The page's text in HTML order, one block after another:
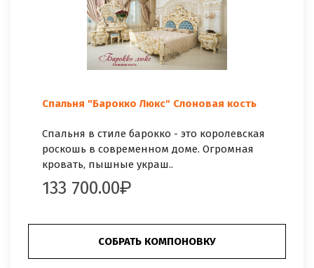
Спальня "Барокко Люкс" Слоновая кость
Спальня в стиле барокко - это королевская
роскошь в современном доме. Огромная
кровать, пышные украш..
133 700.00
СОБРАТЬ КОМПОНОВКУ